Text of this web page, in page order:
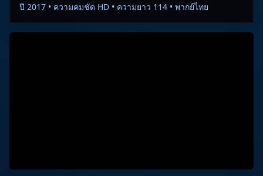
ปี 2017 • ความคมชัด HD • ความยาว 114 • พากย์ไทย